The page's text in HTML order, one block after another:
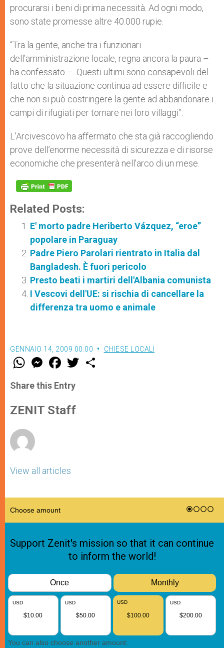
procurarsi i beni di prima necessità. Ad ogni modo,
sono state promesse altre 40.000 rupie.
“Tra la gente, anche tra i funzionari
dell’amministrazione locale, regna ancora la paura –
ha confessato –. Questi ultimi sono consapevoli del
fatto che la situazione continua ad essere difficile e
che non si può costringere la gente ad abbandonare i
campi di rifugiati per tornare nei loro villaggi”.
L’Arcivescovo ha affermato che sta già raccogliendo
prove dell’enorme necessità di sicurezza e di risorse
economiche che presenterà nell’arco di un mese.
Related Posts:
E' morto padre Heriberto Vázquez, “eroe”
popolare in Paraguay
Padre Piero Parolari rientrato in Italia dal
Bangladesh. È fuori pericolo
Presto beati i martiri dell'Albania comunista
I Vescovi dell'UE: si rischia di cancellare la
differenza tra uomo e animale
GENNAIO 14, 2009 00:00 CHIESE LOCALI
W
t
s
p
p
M
e
s
e
g
e
F
a
e
b
o
k
w
Share this Entry
ZENIT Staff
View all articles